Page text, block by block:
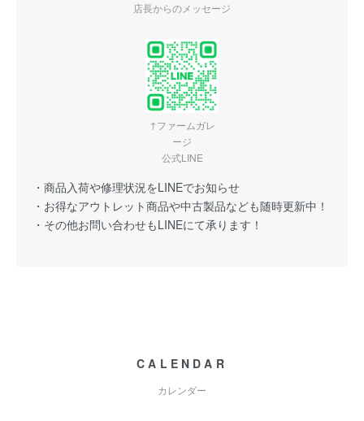
店長からのメッセージ
↑ファームガレ
ージ
公式LINE
・商品入荷や修理状況をLINEでお知らせ
・お得なアウトレット商品や中古製品なども随時更新中！
・その他お問い合わせもLINEにて承ります！
CALENDAR
カレンダー